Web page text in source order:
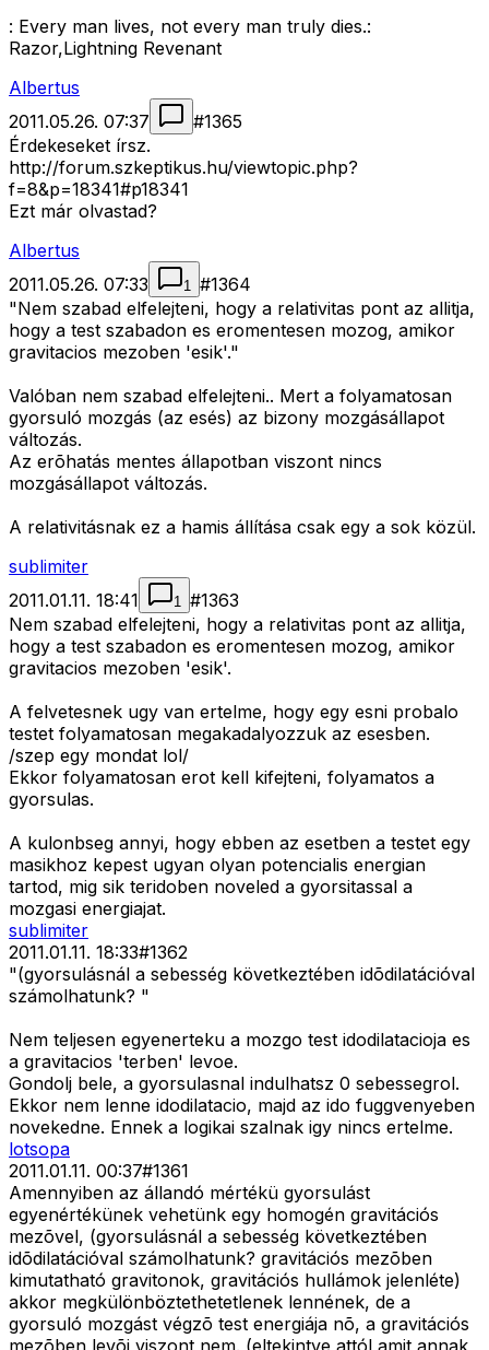
: Every man lives, not every man truly dies.:
Razor,Lightning Revenant
Albertus
2011.05.26. 07:37
#1365
Érdekeseket írsz.
http://forum.szkeptikus.hu/viewtopic.php?
f=8&p=18341#p18341
Ezt már olvastad?
Albertus
2011.05.26. 07:33
1 #1364
"Nem szabad elfelejteni, hogy a relativitas pont az allitja,
hogy a test szabadon es eromentesen mozog, amikor
gravitacios mezoben 'esik'."
Valóban nem szabad elfelejteni.. Mert a folyamatosan
gyorsuló mozgás (az esés) az bizony mozgásállapot
változás.
Az erõhatás mentes állapotban viszont nincs
mozgásállapot változás.
A relativitásnak ez a hamis állítása csak egy a sok közül.
sublimiter
2011.01.11. 18:41
1 #1363
Nem szabad elfelejteni, hogy a relativitas pont az allitja,
hogy a test szabadon es eromentesen mozog, amikor
gravitacios mezoben 'esik'.
A felvetesnek ugy van ertelme, hogy egy esni probalo
testet folyamatosan megakadalyozzuk az esesben.
/szep egy mondat lol/
Ekkor folyamatosan erot kell kifejteni, folyamatos a
gyorsulas.
A kulonbseg annyi, hogy ebben az esetben a testet egy
masikhoz kepest ugyan olyan potencialis energian
tartod, mig sik teridoben noveled a gyorsitassal a
mozgasi energiajat.
sublimiter
2011.01.11. 18:33#1362
"(gyorsulásnál a sebesség következtében idõdilatációval
számolhatunk? "
Nem teljesen egyenerteku a mozgo test idodilatacioja es
a gravitacios 'terben' levoe.
Gondolj bele, a gyorsulasnal indulhatsz 0 sebessegrol.
Ekkor nem lenne idodilatacio, majd az ido fuggvenyeben
novekedne. Ennek a logikai szalnak igy nincs ertelme.
lotsopa
2011.01.11. 00:37#1361
Amennyiben az állandó mértékü gyorsulást
egyenértékünek vehetünk egy homogén gravitációs
mezõvel, (gyorsulásnál a sebesség következtében
idõdilatációval számolhatunk? gravitációs mezõben
kimutatható gravitonok, gravitációs hullámok jelenléte)
akkor megkülönböztethetetlenek lennének, de a
gyorsuló mozgást végzõ test energiája nõ, a gravitációs